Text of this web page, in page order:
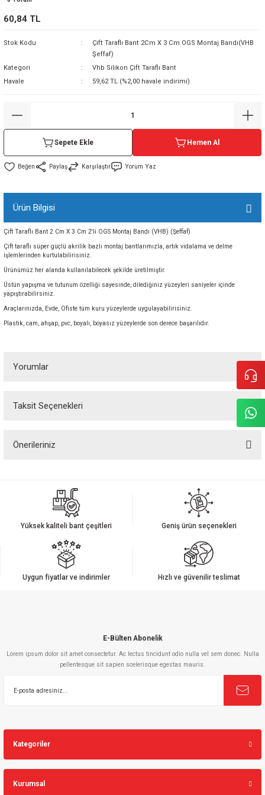
60,84 TL
Stok Kodu
Çift Taraflı Bant 2Cm X 3 Cm OGS Montaj Bandı(VHB
Şeffaf)
Kategori
Vhb Silikon Çift Taraflı Bant
Havale
59,62 TL (%2,00 havale indirimi)
Sepete Ekle Hemen Al
Paylaş Karşılaştır Yorum Yaz
Ürün Bilgisi
Çift Taraflı Bant 2 Cm X 3 Cm 2'li OGS Montaj Bandı (VHB) (Şeffaf)
Çift taraflı süper güçlü akrilik bazlı montaj bantlarımızla, artık vidalama ve delme
işlemlerinden kurtulabilirisiniz.
Ürünümüz her alanda kullanılabilecek şekilde üretilmiştir.
Üstün yapışma ve tutunum özelliği sayesinde, dilediğiniz yüzeyleri saniyeler içinde
yapıştırabilirsiniz.
Araçlarınızda, Evde, Ofiste tüm kuru yüzeylerde uygulayabilirisiniz.
Plastik, cam, ahşap, pvc, boyalı, boyasız yüzeylerde son derece başarılıdır.
Yorumlar
Taksit Seçenekleri
Önerileriniz
Görüş ve önerileriniz için teşekkür ederiz.
Ürün açıklamasında eksik bilgiler bulunuyor.
Ürün bilgilerinde hatalar bulunuyor.
Ürün fiyatı diğer sitelerden daha pahalı.
Yüksek kaliteli bant çeşitleri Geniş ürün seçenekleri
Uygun fiyatlar ve indirimler Hızlı ve güvenilir teslimat
E-Bülten Abonelik
Lorem ipsum dolor sit amet consectetur. Ac lectus tincidunt odio nulla vel sem donec. Nulla
pellentesque sit sapien scelerisque egestas mauris.
Kategoriler
Kurumsal